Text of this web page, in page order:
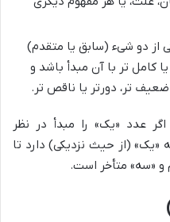
از دو شیء (سابق یا متقدم)
کامل تر با آن مبدأ باشد و
تر، دورتر یا ناقص تر.
عدد «یک» را مبدأ در نظر
«یک» (از حیث نزدیکی) دارد تا
«سه» متأخر است.